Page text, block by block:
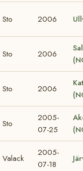
Sto 2006
Sto 2006
Sto 2006
Sto
2005-
07-25
Valack
2005-
07-18